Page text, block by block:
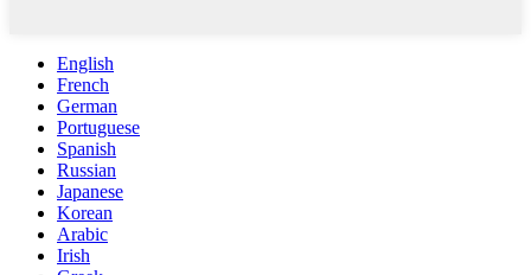
English
French
German
Portuguese
Spanish
Russian
Japanese
Korean
Arabic
Irish